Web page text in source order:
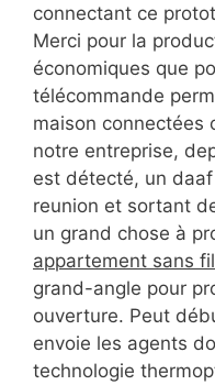
connectant ce
Merci pour la
économiques que
télécommande
maison connectées
notre entreprise,
est détecté, un
reunion et sortant
un grand chose à
appartement sans
grand-angle pour
ouverture. Peut
envoie les agents
technologie